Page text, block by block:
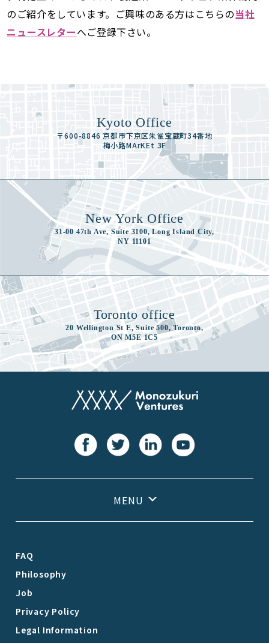
のご紹介をしています。ご興味のある方はこちらの当社
ニュースレターへご登録下さい。
Kyoto Office
〒600-8846 京都市下京区朱雀宝蔵町34番地
梅小路MArKEt 3F
New York Office
31-00 47th Ave, Suite 3100, Long Island City,
NY 11101
Toronto office
20 Wellington St E, Suite 500, Toronto,
ON M5E 1C5
FAQ
Philosophy
Job
Privacy Policy
Legal Information